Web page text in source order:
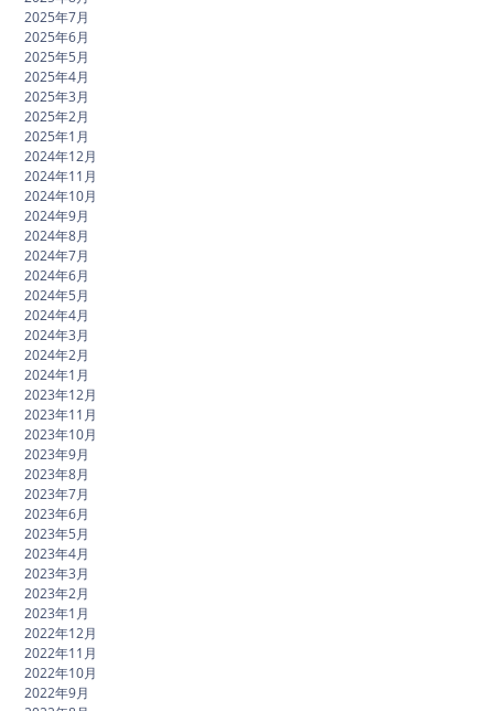
2025年7月
2025年6月
2025年5月
2025年4月
2025年3月
2025年2月
2025年1月
2024年12月
2024年11月
2024年10月
2024年9月
2024年8月
2024年7月
2024年6月
2024年5月
2024年4月
2024年3月
2024年2月
2024年1月
2023年12月
2023年11月
2023年10月
2023年9月
2023年8月
2023年7月
2023年6月
2023年5月
2023年4月
2023年3月
2023年2月
2023年1月
2022年12月
2022年11月
2022年10月
2022年9月